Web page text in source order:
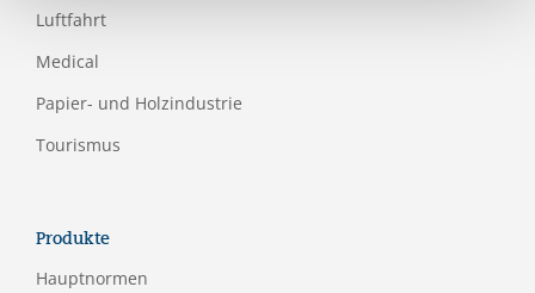
Luftfahrt
Medical
Papier- und Holzindustrie
Tourismus
Produkte
Hauptnormen